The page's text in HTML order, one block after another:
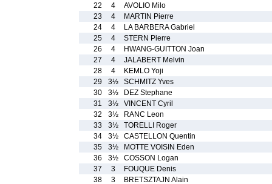
22
4
AVOLIO Milo
23
4
MARTIN Pierre
24
4
LA BARBERA Gabriel
25
4
STERN Pierre
26
4
HWANG-GUITTON Joan
27
4
JALABERT Melvin
28
4
KEMLO Yoji
29
3½
SCHMITZ Yves
30
3½
DEZ Stephane
31
3½
VINCENT Cyril
32
3½
RANC Leon
33
3½
TORELLI Roger
34
3½
CASTELLON Quentin
35
3½
MOTTE VOISIN Eden
36
3½
COSSON Logan
37
3
FOUQUE Denis
38
3
BRETSZTAJN Alain